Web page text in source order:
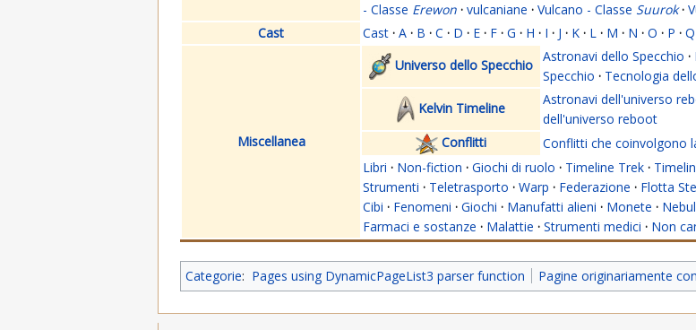
- Classe Erewon · vulcaniane · Vulcano - Classe Suurok ·
Cast
Cast · A · B · C · D · E · F · G · H · I · J · K · L · M · N · O · P · Q
Miscellanea
Universo dello Specchio
Astronavi dello Specchio ·
Specchio · Tecnologia
Kelvin Timeline
Astronavi dell'universo
dell'universo reboot
Conflitti
Conflitti che coinvolgono
Libri · Non-fiction · Giochi di ruolo · Timeline Trek ·
Strumenti · Teletrasporto · Warp · Federazione · Flotta
Cibi · Fenomeni · Giochi · Manufatti alieni · Monete ·
Farmaci e sostanze · Malattie · Strumenti medici · Non
Categorie: Pages using DynamicPageList3 parser function Pagine originariamente